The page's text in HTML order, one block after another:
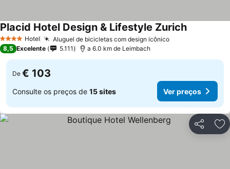
4 EstrelasHotel Aluguel de bicicletas com design icônicoVer preços
Placid Hotel Design & Lifestyle ZurichVer preços
8,5 Excelente 5.111 a 6.0 km de Leimbach
De € 103
Consulte os preços de 15 sites Ver preços
Partilhar